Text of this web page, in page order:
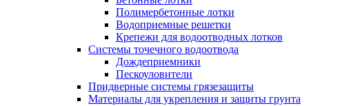
Полимербетонные лотки
Водоприемные решетки
Крепежи для водоотводных лотков
Системы точечного водоотвода
Дождеприемники
Пескоуловители
Придверные системы грязезащиты
Материалы для укрепления и защиты грунта